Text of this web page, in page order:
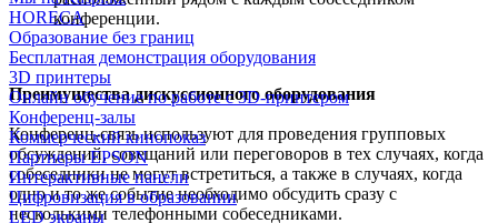
конференции.
Преимущества дискуссионного оборудования
Конференц-связь используют для проведения групповых
обсуждений, совещаний или переговоров в тех случаях, когда
собеседники не могут встретиться, а также в случаях, когда
одно и то же событие необходимо обсудить сразу с
несколькими телефонными собеседниками.
HORECA
Образование без границ
Бесплатная демонстрация оборудования
3D принтеры
Онлайн обучение по работе с 3D-принтером
Конференц-залы
Коммерческий кинопоказ
Партнеры EPSON
Интерактивные панели
Цифровизация в образовании
LED экраны